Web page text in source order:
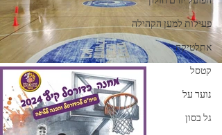
פעילות למען הקהילה
אתלטיקה
קטסל
נוער על
גל בסון